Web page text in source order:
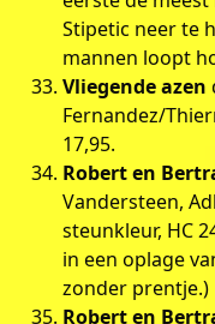
Stipetic neer te
mannen loopt
Vliegende azen
Fernandez/
17,95.
Robert en
Vandersteen,
steunkleur, HC
in een oplage
zonder prentje.)
Robert en